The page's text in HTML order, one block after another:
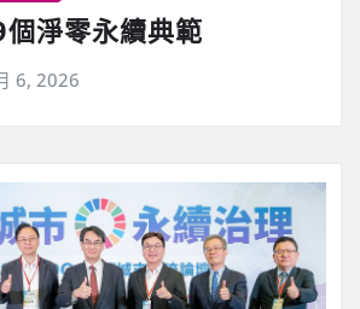
淨零永續典範
6, 2026